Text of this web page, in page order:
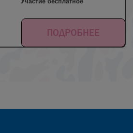
ПОДРОБНЕЕ